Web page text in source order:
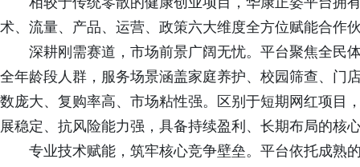
术、流量、产品、运营、政策六大维度全方位赋能合作
深耕刚需赛道，市场前景广阔无忧。平台聚焦全民
全年龄段人群，服务场景涵盖家庭养护、校园筛查、门
数庞大、复购率高、市场粘性强。区别于短期网红项目
展稳定、抗风险能力强，具备持续盈利、长期布局的核
专业技术赋能，筑牢核心竞争壁垒。平台依托成熟